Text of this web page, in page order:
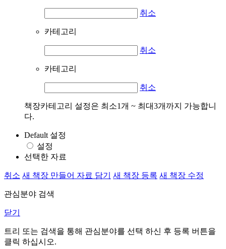
취소
카테고리
취소
카테고리
취소
책장카테고리 설정은 최소1개 ~ 최대3개까지 가능합니
다.
Default 설정
설정
선택한 자료
취소 새 책장 만들어 자료 담기 새 책장 등록 새 책장 수정
관심분야 검색
닫기
트리 또는 검색을 통해 관심분야를 선택 하신 후 등록 버튼을
클릭 하십시오.